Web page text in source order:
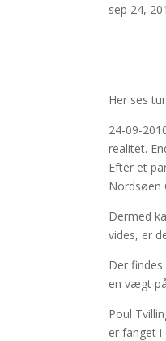
sep 24,
Her ses
24-09-
realitet.
Efter et
Nordsøen
Dermed
vides, er
Der
en vægt
Poul
er fanget i